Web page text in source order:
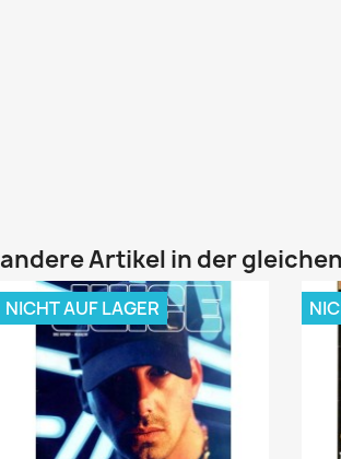
Artikel in der
NICHT AUF LAGER